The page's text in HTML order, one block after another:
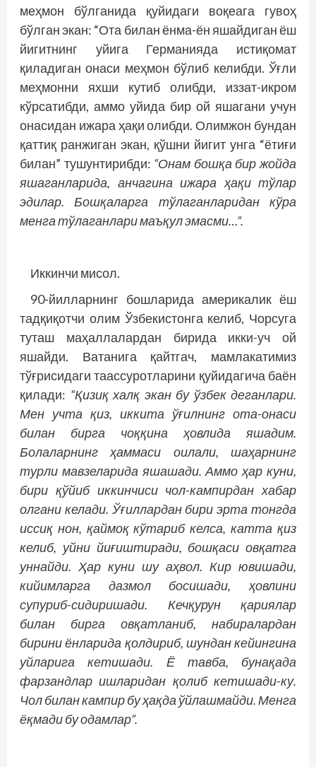
меҳмон бўлганида қуйидаги воқеага гувоҳ
бўлган экан: “Ота билан ёнма-ён яшайдиган ёш
йигитнинг уйига Германияда истиқомат
қиладиган онаси меҳмон бўлиб келибди. Ўғли
меҳмонни яхши кутиб олибди, иззат-икром
кўрсатибди, аммо уйида бир ой яшагани учун
онасидан ижара ҳақи олибди. Олимжон бундан
қаттиқ ранжиган экан, қўшни йигит унга “ётиғи
билан” тушунтирибди: “Онам бошқа бир жойда
яшаганларида, анчагина ижара ҳақи тўлар
эдилар. Бошқаларга тўлаганларидан кўра
менга тўлаганлари маъқул эмасми…”.
Иккинчи мисол.
90-йилларнинг бошларида америкалик ёш
тадқиқотчи олим Ўзбекистонга келиб, Чорсуга
туташ маҳаллалардан бирида икки-уч ой
яшайди. Ватанига қайтгач, мамлакатимиз
тўғрисидаги таассуротларини қуйидагича баён
қилади: “Қизиқ халқ экан бу ўзбек деганлари.
Мен учта қиз, иккита ўғилнинг ота-онаси
билан бирга чоққина ҳовлида яшадим.
Болаларнинг ҳаммаси оилали, шаҳарнинг
турли мавзеларида яшашади. Аммо ҳар куни,
бири қўйиб иккинчиси чол-кампирдан хабар
олгани келади. Ўғиллардан бири эрта тонгда
иссиқ нон, қаймоқ кўтариб келса, катта қиз
келиб, уйни йиғиштиради, бошқаси овқатга
уннайди. Ҳар куни шу аҳвол. Кир ювишади,
кийимларга дазмол босишади, ҳовлини
супуриб-сидиришади. Кечқурун қариялар
билан бирга овқатланиб, набиралардан
бирини ёнларида қолдириб, шундан кейингина
уйларига кетишади. Ё тавба, бунақада
фарзандлар ишларидан қолиб кетишади-ку.
Чол билан кампир бу ҳақда ўйлашмайди. Менга
ёқмади бу одамлар”.